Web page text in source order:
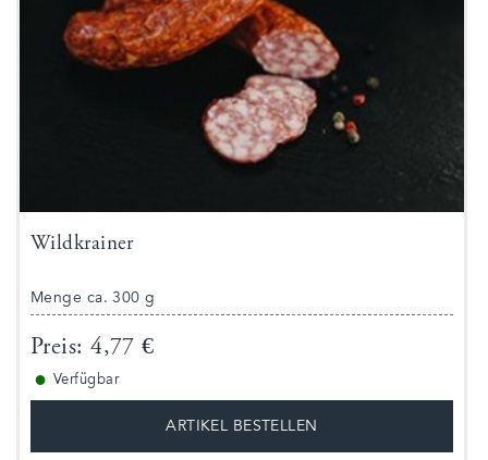
Wildkrainer
Menge ca. 300 g
Preis: 4,77 €
● Verfügbar
ARTIKEL BESTELLEN